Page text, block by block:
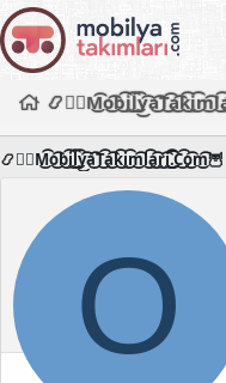
📿🧙‍♂️M͜͡o͜͡b͜͡i͜͡l͜͡y͜͡a͜͡T͜͡a͜͡k͜͡i͜͡m͜͡l͜͡a͜͡r͜͡i͜͡.͜͡C͜͡o͜͡m͜͡🦉
O